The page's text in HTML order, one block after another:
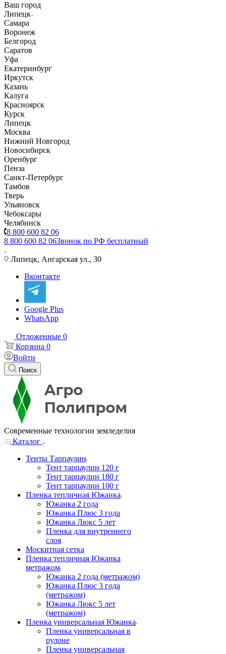
Ваш город
Липецк
Самара
Воронеж
Белгород
Саратов
Уфа
Екатеринбург
Иркутск
Казань
Калуга
Красноярск
Курск
Липецк
Москва
Нижний Новгород
Новосибирск
Оренбург
Пенза
Санкт-Петербург
Тамбов
Тверь
Ульяновск
Чебоксары
Челябинск
8 800 600 82 06
8 800 600 82 06Звонок по РФ бесплатный
Липецк, Ангарская ул., 30
Вконтакте
Google Plus
WhatsApp
Отложенные 0
Корзина 0
Войти
Поиск
Современные технологии земледелия
Каталог
Тенты Тарпаулин
Тент тарпаулин 120 г
Тент тарпаулин 180 г
Тент тарпаулин 100 г
Пленка тепличная Южанка
Южанка 2 года
Южанка Плюс 3 года
Южанка Люкс 5 лет
Пленка для внутреннего
слоя
Москитная сетка
Пленка тепличная Южанка
метражом
Южанка 2 года (метражом)
Южанка Плюс 3 года
(метражом)
Южанка Люкс 5 лет
(метражом)
Пленка универсальная Южанка
Пленка универсальная в
рулоне
Пленка универсальная